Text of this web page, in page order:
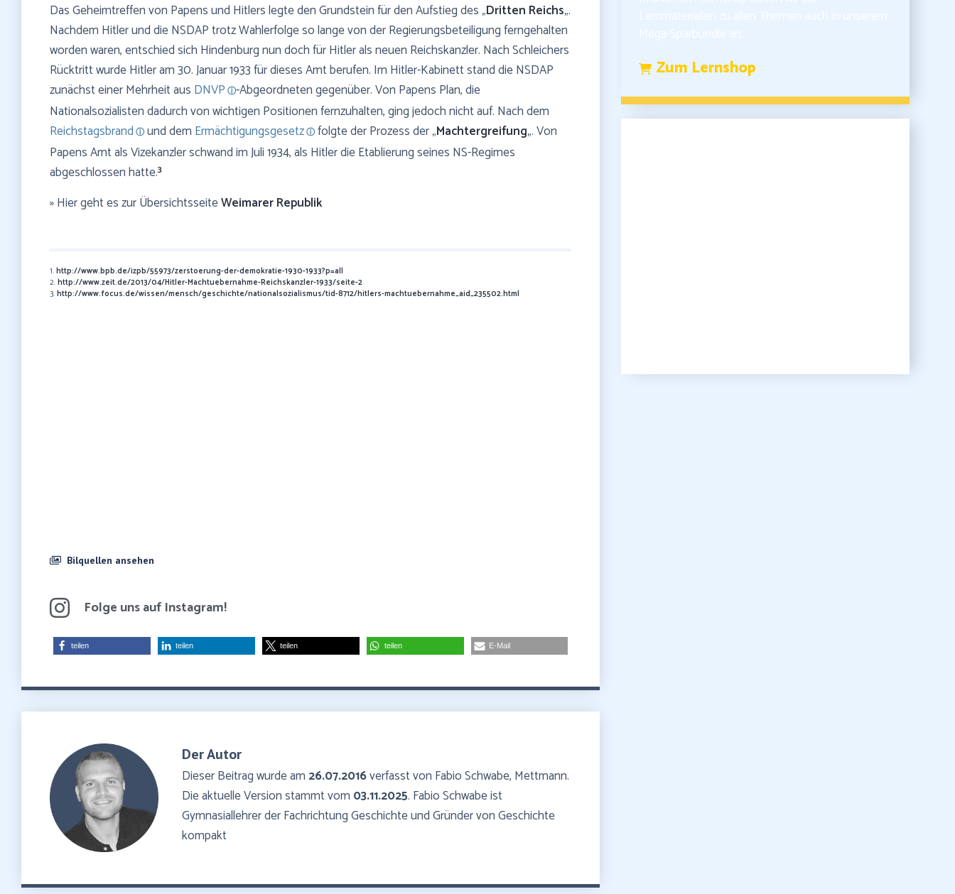
Das Geheimtreffen von Papens und Hitlers legte den Grundstein für den Aufstieg des „Dritten Reichs„.
Nachdem Hitler und die NSDAP trotz Wahlerfolge so lange von der Regierungsbeteiligung ferngehalten
worden waren, entschied sich Hindenburg nun doch für Hitler als neuen Reichskanzler. Nach Schleichers
Rücktritt wurde Hitler am 30. Januar 1933 für dieses Amt berufen. Im Hitler-Kabinett stand die NSDAP
zunächst einer Mehrheit aus DNVP -Abgeordneten gegenüber. Von Papens Plan, die
Nationalsozialisten dadurch von wichtigen Positionen fernzuhalten, ging jedoch nicht auf. Nach dem
Reichstagsbrand
und dem Ermächtigungsgesetz folgte der Prozess der „Machtergreifung„. Von
Papens Amt als Vizekanzler schwand im Juli 1934, als Hitler die Etablierung seines NS-Regimes
abgeschlossen hatte.3
» Hier geht es zur ÜbersichtsseiteWeimarer Republik
1.http://www.bpb.de/izpb/55973/zerstoerung-der-demokratie-1930-1933?p=all
2.http://www.zeit.de/2013/04/Hitler-Machtuebernahme-Reichskanzler-1933/seite-2
3.http://www.focus.de/wissen/mensch/geschichte/nationalsozialismus/tid-8712/hitlers-machtuebernahme_aid_235502.html
Bilquellen ansehen
Folge uns auf Instagram!
teilen teilen teilen teilen E-Mail
Der Autor
Dieser Beitrag wurde am 26.07.2016verfasst von Fabio Schwabe, Mettmann.
Die aktuelle Version stammt vom 03.11.2025. Fabio Schwabe ist
Gymnasiallehrer der Fachrichtung Geschichte und Gründer von Geschichte
kompakt
Zum Lernshop